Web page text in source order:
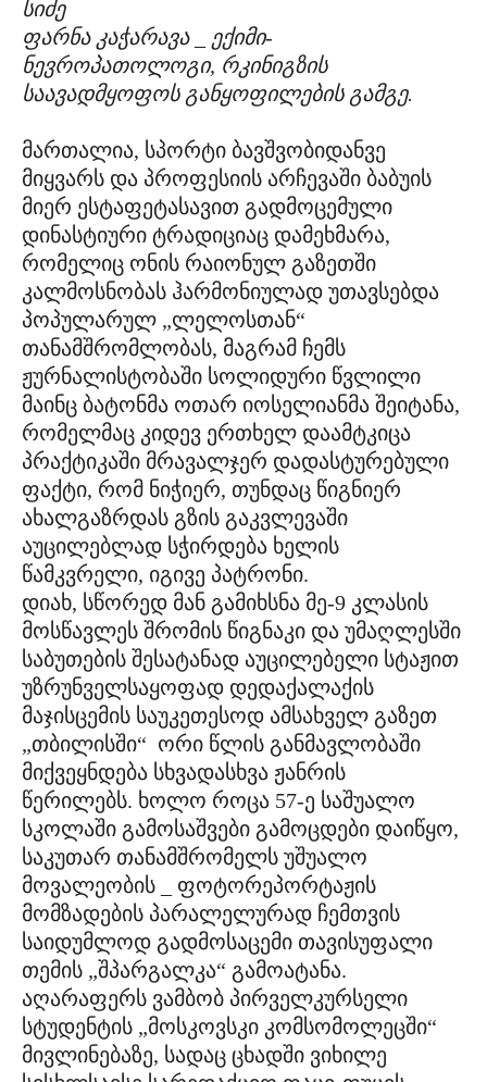
სიძე
ფარნა კაჭარავა _ ექიმი-
ნევროპათოლოგი, რკინიგზის
საავადმყოფოს განყოფილების გამგე.
მართალია, სპორტი ბავშვობიდანვე
მიყვარს და პროფესიის არჩევაში ბაბუის
მიერ ესტაფეტასავით გადმოცემული
დინასტიური ტრადიციაც დამეხმარა,
რომელიც ონის რაიონულ გაზეთში
კალმოსნობას ჰარმონიულად უთავსებდა
პოპულარულ „ლელოსთან“
თანამშრომლობას, მაგრამ ჩემს
ჟურნალისტობაში სოლიდური წვლილი
მაინც ბატონმა ოთარ იოსელიანმა შეიტანა,
რომელმაც კიდევ ერთხელ დაამტკიცა
პრაქტიკაში მრავალჯერ დადასტურებული
ფაქტი, რომ ნიჭიერ, თუნდაც წიგნიერ
ახალგაზრდას გზის გაკვლევაში
აუცილებლად სჭირდება ხელის
წამკვრელი, იგივე პატრონი.
დიახ, სწორედ მან გამიხსნა მე-9 კლასის
მოსწავლეს შრომის წიგნაკი და უმაღლესში
საბუთების შესატანად აუცილებელი სტაჟით
უზრუნველსაყოფად დედაქალაქის
მაჯისცემის საუკეთესოდ ამსახველ გაზეთ
„თბილისში“ ორი წლის განმავლობაში
მიქვეყნდება სხვადასხვა ჟანრის
წერილებს. ხოლო როცა 57-ე საშუალო
სკოლაში გამოსაშვები გამოცდები დაიწყო,
საკუთარ თანამშრომელს უშუალო
მოვალეობის _ ფოტორეპორტაჟის
მომზადების პარალელურად ჩემთვის
საიდუმლოდ გადმოსაცემი თავისუფალი
თემის „შპარგალკა“ გამოატანა.
აღარაფერს ვამბობ პირველკურსელი
სტუდენტის „მოსკოვსკი კომსომოლეცში“
მივლინებაზე, სადაც ცხადში ვიხილე